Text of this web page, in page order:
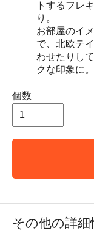
トするフレ
り。
お部屋のイ
で、北欧テ
わせたりし
クな印象に
個数
その他の詳細